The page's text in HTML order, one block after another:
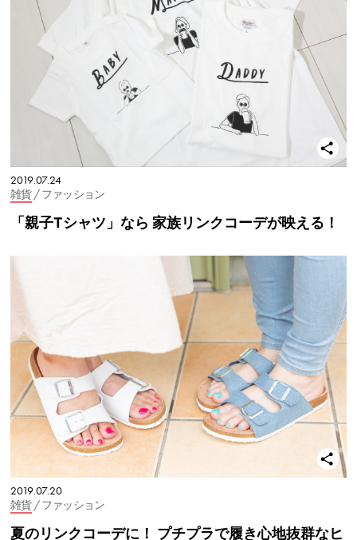
2019.07.24
雑貨/ ファッション
「親子Tシャツ」なら 家族リンクコーデが映える！
2019.07.20
雑貨/ ファッション
夏のリンクコーデに！ プチプラで履き心地抜群なヒ